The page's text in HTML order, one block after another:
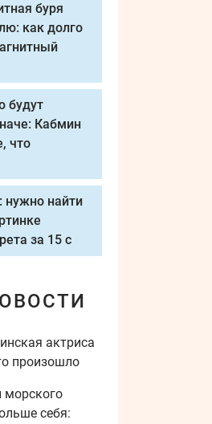
буря
как долго
будут
Кабмин
что
нужно найти
за 15 с
актриса
произошло
себя: